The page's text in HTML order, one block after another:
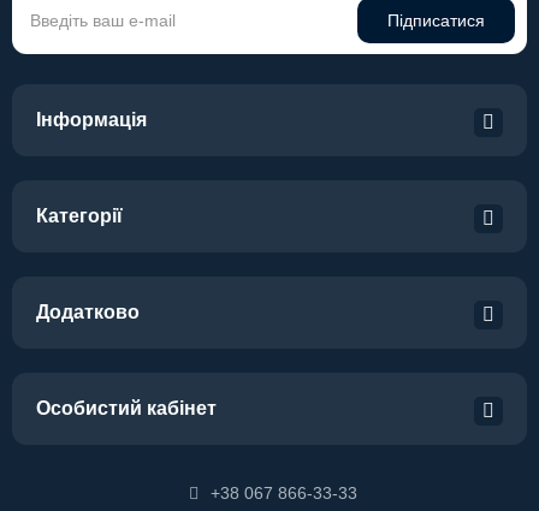
Підписатися
Інформація
Категорії
Додатково
Особистий кабінет
+38 067 866-33-33